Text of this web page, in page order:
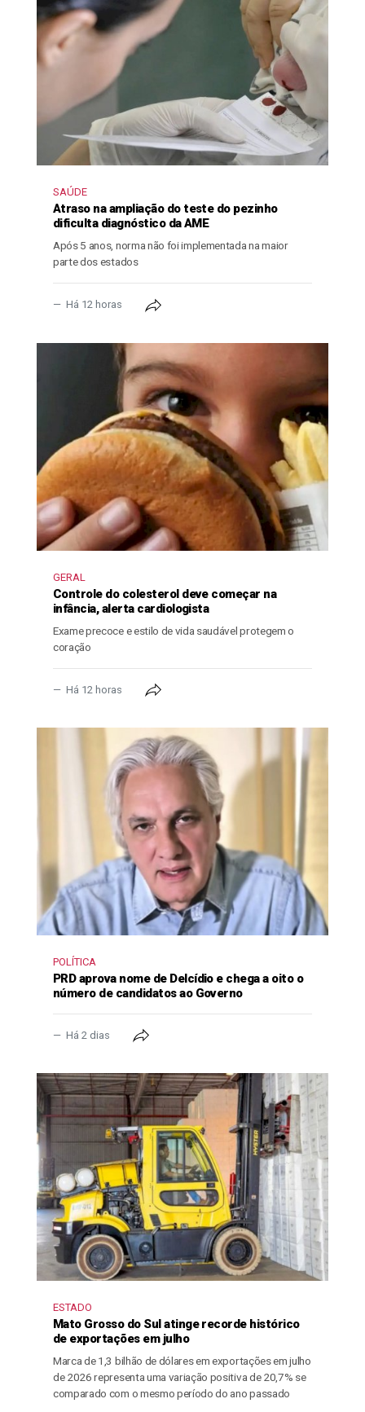
SAÚDE
Atraso na ampliação do teste do pezinho
dificulta diagnóstico da AME
Após 5 anos, norma não foi implementada na maior
parte dos estados
Há 12 horas
GERAL
Controle do colesterol deve começar na
infância, alerta cardiologista
Exame precoce e estilo de vida saudável protegem o
coração
Há 12 horas
POLÍTICA
PRD aprova nome de Delcídio e chega a oito o
número de candidatos ao Governo
Há 2 dias
ESTADO
Mato Grosso do Sul atinge recorde histórico
de exportações em julho
Marca de 1,3 bilhão de dólares em exportações em julho
de 2026 representa uma variação positiva de 20,7% se
comparado com o mesmo período do ano passado